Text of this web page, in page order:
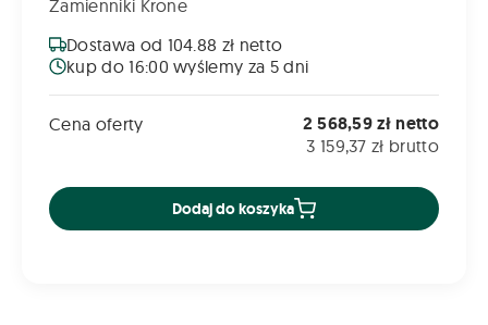
Zamienniki Krone
Dostawa od 104.88 zł netto
kup do 16:00 wyślemy za 5 dni
Cena oferty 2 568,59 zł netto
3 159,37 zł brutto
Dodaj do koszyka